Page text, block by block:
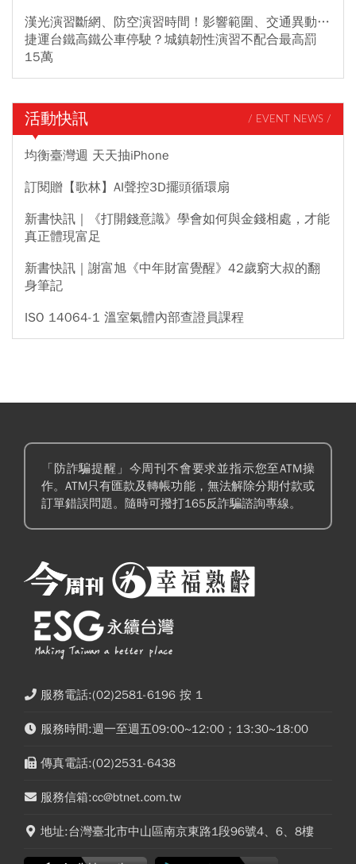
漢光演習斷網、防空演習時間！影響範圍、交通異動…
捷運台鐵高鐵公車停駛？城鎮韌性演習不配合最高罰
15萬
活動快訊 / EVENT NEWS /
均衡臺灣週 天天抽iPhone
訂閱贈【歌林】AI聲控3D擺頭循環扇
新書快訊｜《打開錢意識》學會如何與金錢相處，才能
真正體現富足
新書快訊｜謝富旭《中年財富覺醒》42歲窮大叔的翻
身筆記
ISO 14064-1 溫室氣體內部查證員課程
「防詐騙提醒」今周刊不會要求並指示您至ATM操
作。ATM只有匯款及轉帳功能，無法解除分期付款或
訂單錯誤問題。隨時可撥打165反詐騙諮詢專線。
服務電話:(02)2581-6196 按 1
服務時間:週一至週五09:00~12:00；13:30~18:00
傳真電話:(02)2531-6438
服務信箱:cc@btnet.com.tw
地址:台灣臺北市中山區南京東路1段96號4、6、8樓